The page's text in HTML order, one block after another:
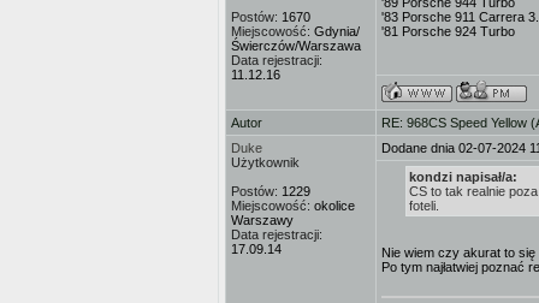
Postów: 1670
Miejscowość: Gdynia/
Świerczów/Warszawa
Data rejestracji:
11.12.16
'83 Porsche 911 Carrera
'81 Porsche 924 Turbo
Autor
RE: 968CS Speed Yellow
Duke
Użytkownik
Postów: 1229
Miejscowość: okolice
Warszawy
Data rejestracji:
17.09.14
Dodane dnia 02-07-2024
kondzi napisał/a:
CS to tak realnie
foteli.
Nie wiem czy akurat to
Po tym najłatwiej poznać